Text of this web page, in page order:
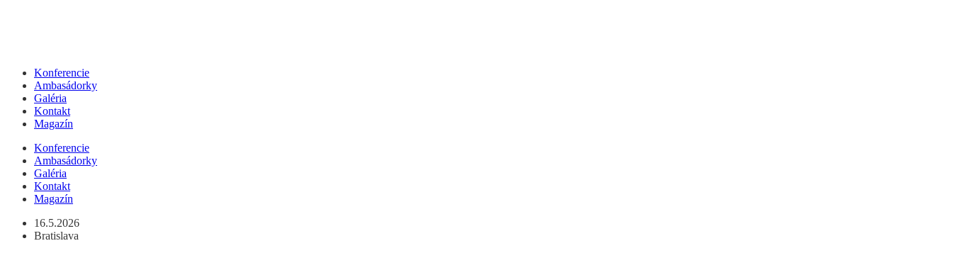
Konferencie
Ambasádorky
Galéria
Kontakt
Magazín
Konferencie
Ambasádorky
Galéria
Kontakt
Magazín
16.5.2026
Bratislava